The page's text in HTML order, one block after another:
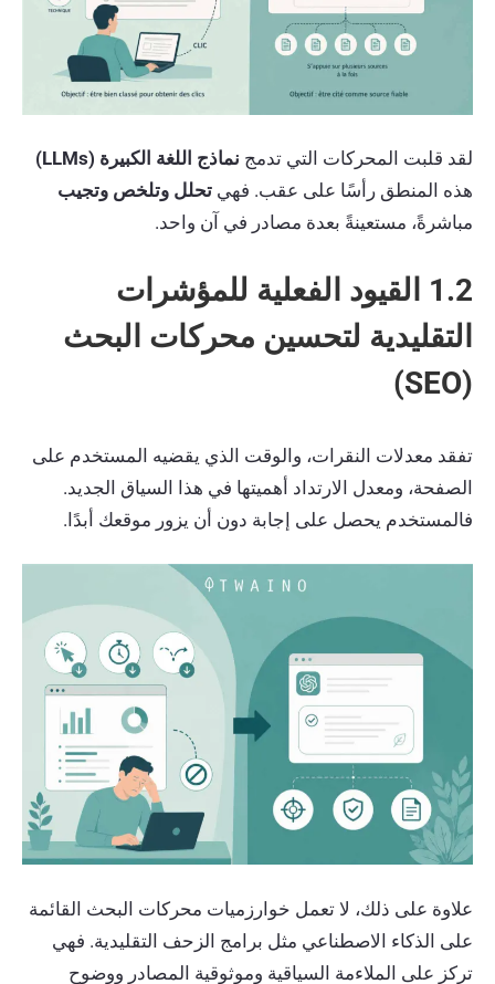
لقد قلبت المحركات التي تدمج نماذج اللغة الكبيرة (LLMs)
هذه المنطق رأسًا على عقب. فهي تحلل وتلخص وتجيب
مباشرةً، مستعينةً بعدة مصادر في آن واحد.
1.2 القيود الفعلية للمؤشرات
التقليدية لتحسين محركات البحث
(SEO)
تفقد معدلات النقرات، والوقت الذي يقضيه المستخدم على
الصفحة، ومعدل الارتداد أهميتها في هذا السياق الجديد.
فالمستخدم يحصل على إجابة دون أن يزور موقعك أبدًا.
علاوة على ذلك، لا تعمل خوارزميات محركات البحث القائمة
على الذكاء الاصطناعي مثل برامج الزحف التقليدية. فهي
تركز على الملاءمة السياقية وموثوقية المصادر ووضوح